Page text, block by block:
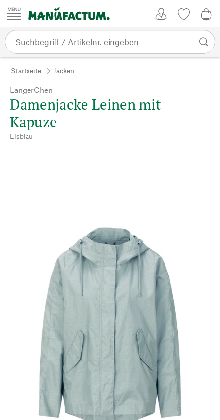
Zum Inhalt springen
Startseite Jacken
LangerChen
Damenjacke Leinen mit
Kapuze
Eisblau